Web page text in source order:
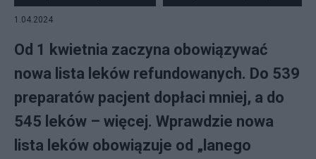
1.04.2024
Od 1 kwietnia zaczyna obowiązywać
nowa lista leków refundowanych. Do 539
preparatów pacjent dopłaci mniej, a do
545 leków – więcej. Wprawdzie nowa
lista leków obowiązuje od „lanego